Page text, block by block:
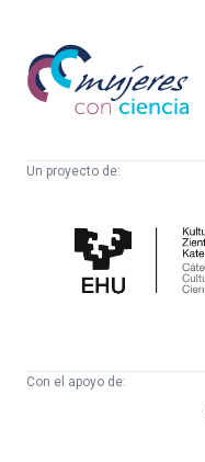
Mujeres
con
ciencia
Un proyecto de:
Cultura
Científica
Con el apoyo de: